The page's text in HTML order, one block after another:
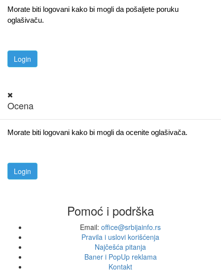
Morate biti logovani kako bi mogli da pošaljete poruku
oglašivaču.
Ocena
Morate biti logovani kako bi mogli da ocenite oglašivača.
Pomoć i podrška
Email: office@srbijainfo.rs
Pravila i uslovi korišćenja
Najčešća pitanja
Baner i PopUp reklama
Kontakt